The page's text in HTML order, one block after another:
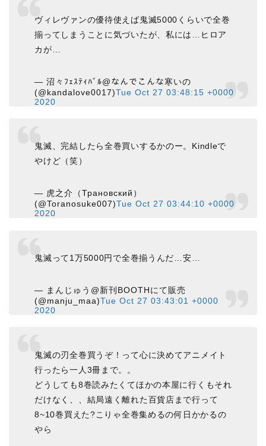
ヴィレヴァンの優待使えば鬼滅5000くらいで全巻
揃ってしまうことに気づいたが、私には…ヒロア
カが…
— 沼々ﾌｪｽﾃｨﾊﾞﾙ@なんでこんな寒いの
(@kandalove0017)Tue Oct 27 03:48:15 +0000
2020
鬼滅、完結したら全巻買いするかのー。Kindleで
やけど（笑）
— 虎之介（Трановский）
(@Toranosuke007)Tue Oct 27 03:44:10 +0000
2020
鬼滅って1万5000円で全巻揃うんだ…安…
— まんじゅう@新刊BOOTHにて販売
(@manju_maa)Tue Oct 27 03:43:01 +0000
2020
鬼滅の刃全巻買うぞ！って心に決めてアニメイト
行ったら一人3冊まで。。
どうしても8巻読みたくてほかの本屋に行くもそれ
だけなく、、結局遠く離れた百貨店まで行って
8~10巻買えた?こりゃ全巻集めるの何日かかるの
やら